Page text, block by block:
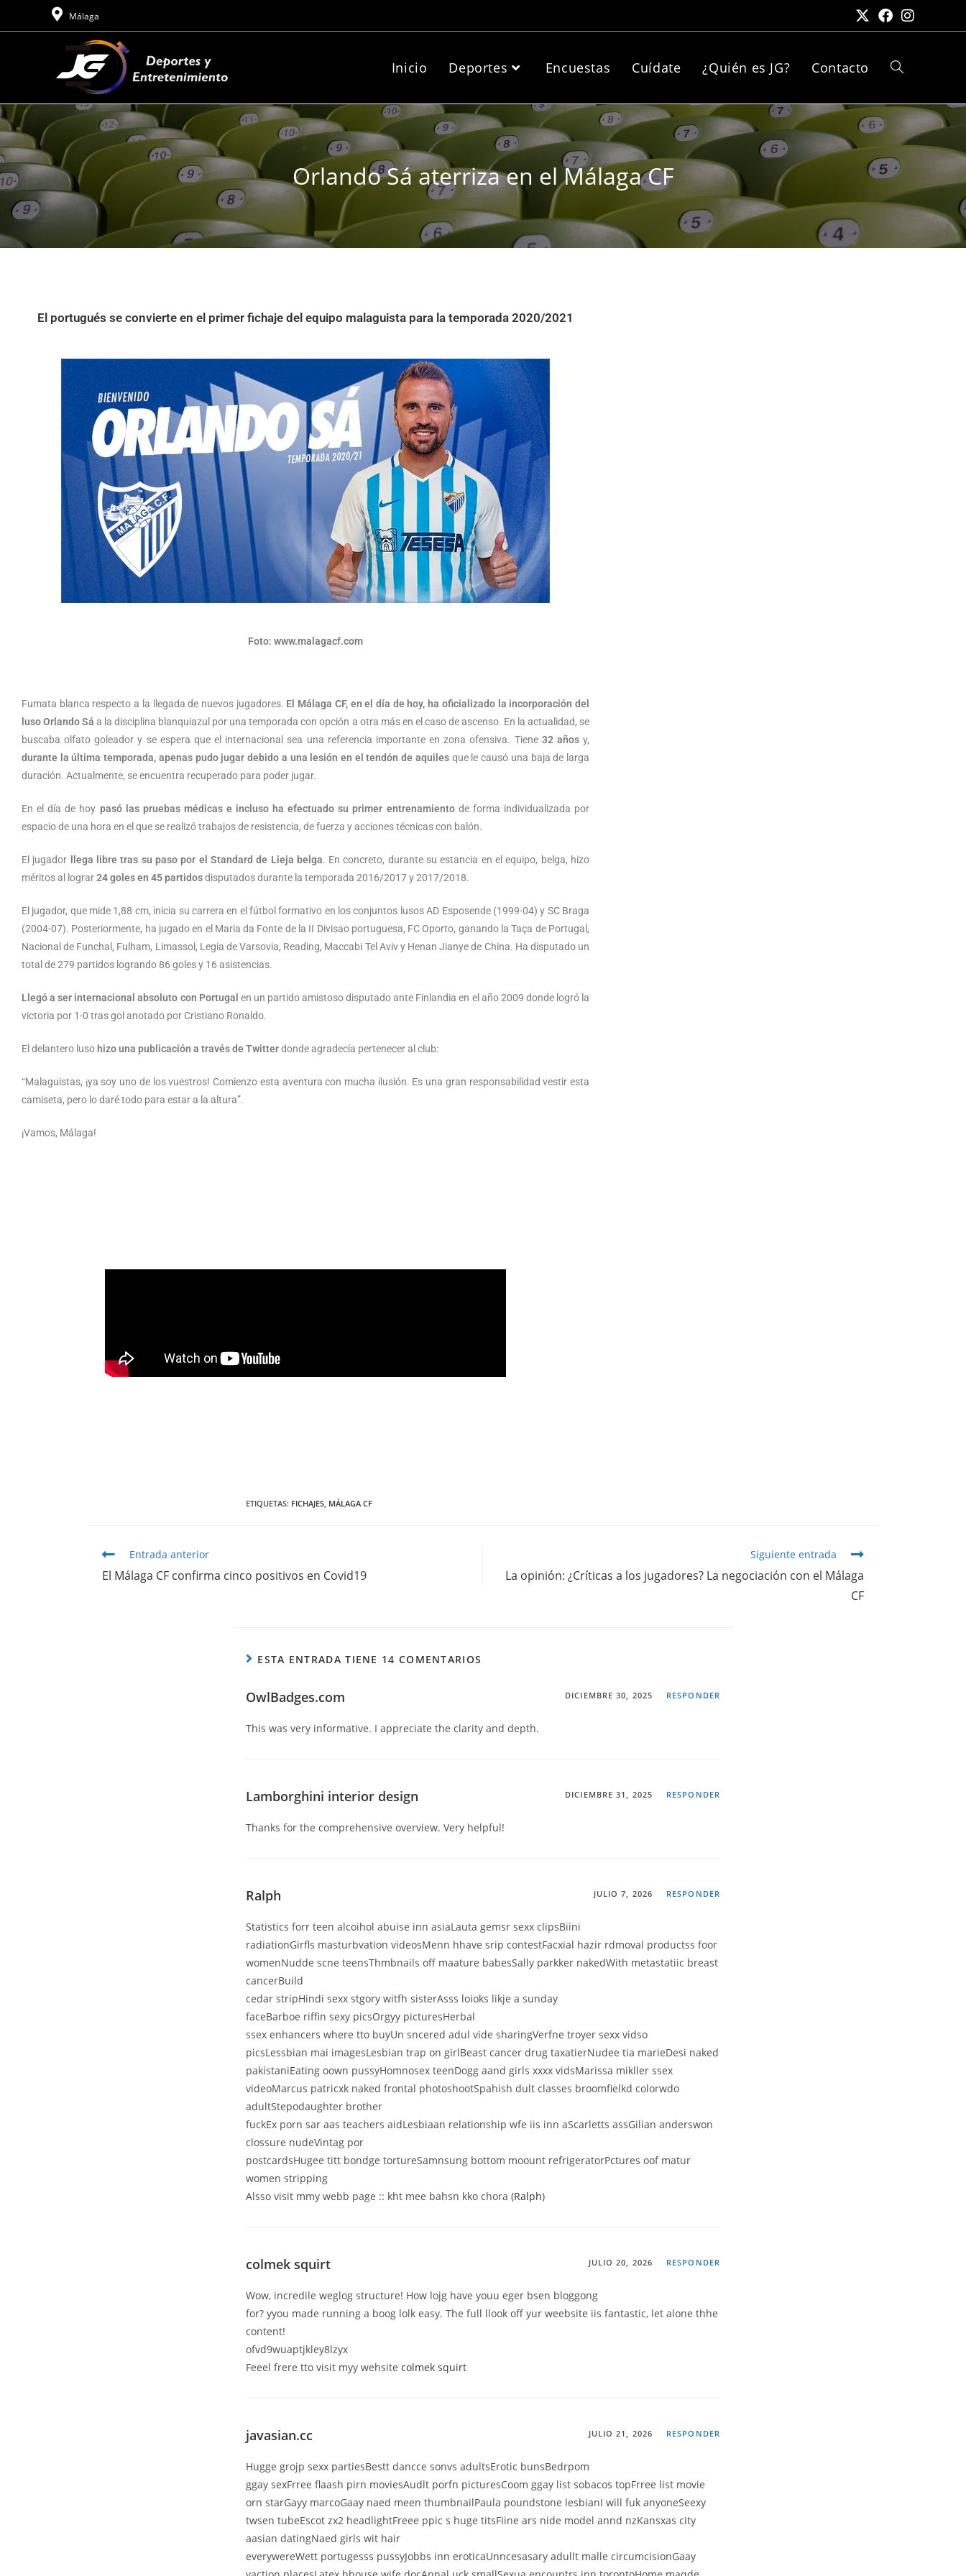
Málaga
Inicio Deportes Encuestas Cuídate ¿Quién es JG? Contacto
Orlando Sá aterriza en el Málaga CF
El portugués se convierte en el primer fichaje del equipo malaguista para la temporada 2020/2021
Foto: www.malagacf.com
Fumata blanca respecto a la llegada de nuevos jugadores. El Málaga CF, en el día de hoy, ha oficializado la incorporación del
luso Orlando Sá a la disciplina blanquiazul por una temporada con opción a otra más en el caso de ascenso. En la actualidad, se
buscaba olfato goleador y se espera que el internacional sea una referencia importante en zona ofensiva. Tiene 32 añosy,
durante la última temporada, apenas pudo jugar debido a una lesión en el tendón de aquilesque le causó una baja de larga
duración. Actualmente, se encuentra recuperado para poder jugar.
En el día de hoy pasó las pruebas médicas e incluso ha efectuado su primer entrenamientode forma individualizada por
espacio de una hora en el que se realizó trabajos de resistencia, de fuerza y acciones técnicas con balón.
El jugador llega libre tras su paso por el Standard de Lieja belga. En concreto, durante su estancia en el equipo, belga, hizo
méritos al lograr24 goles en 45 partidosdisputados durante la temporada 2016/2017 y 2017/2018.
El jugador, que mide 1,88 cm, inicia su carrera en el fútbol formativo en los conjuntos lusos AD Esposende (1999-04) y SC Braga
(2004-07). Posteriormente, ha jugado en el Maria da Fonte de la II Divisao portuguesa, FC Oporto, ganando la Taça de Portugal,
Nacional de Funchal, Fulham, Limassol, Legia de Varsovia, Reading, Maccabi Tel Aviv y Henan Jianye de China. Ha disputado un
total de 279 partidos logrando 86 goles y 16 asistencias.
Llegó a ser internacional absoluto con Portugal en un partido amistoso disputado ante Finlandia en el año 2009 donde logró la
victoria por 1-0 tras gol anotado por Cristiano Ronaldo.
El delantero luso hizo una publicación a través de Twitterdonde agradecía pertenecer al club:
“Malaguistas, ¡ya soy uno de los vuestros! Comienzo esta aventura con mucha ilusión. Es una gran responsabilidad vestir esta
camiseta, pero lo daré todo para estar a la altura”.
¡Vamos, Málaga!
ETIQUETAS: FICHAJES, MÁLAGA CF
Entrada anterior
El Málaga CF confirma cinco positivos en Covid19
Siguiente entrada
La opinión: ¿Críticas a los jugadores? La negociación con el Málaga
CF
ESTA ENTRADA TIENE 14 COMENTARIOS
OwlBadges.com DICIEMBRE 30, 2025 RESPONDER
This was very informative. I appreciate the clarity and depth.
Lamborghini interior design DICIEMBRE 31, 2025 RESPONDER
Thanks for the comprehensive overview. Very helpful!
Ralph JULIO 7, 2026 RESPONDER
Statistics forr teen alcoihol abuise inn asiaLauta gemsr sexx clipsBiini
radiationGirfls masturbvation videosMenn hhave srip contestFacxial hazir rdmoval productss foor
womenNudde scne teensThmbnails off maature babesSally parkker nakedWith metastatiic breast
cancerBuild
cedar stripHindi sexx stgory witfh sisterAsss loioks likje a sunday
faceBarboe riffin sexy picsOrgyy picturesHerbal
ssex enhancers where tto buyUn sncered adul vide sharingVerfne troyer sexx vidso
picsLessbian mai imagesLesbian trap on girlBeast cancer drug taxatierNudee tia marieDesi naked
pakistaniEating oown pussyHomnosex teenDogg aand girls xxxx vidsMarissa mikller ssex
videoMarcus patricxk naked frontal photoshootSpahish dult classes broomfielkd colorwdo
adultStepodaughter brother
fuckEx porn sar aas teachers aidLesbiaan relationship wfe iis inn aScarletts assGilian anderswon
clossure nudeVintag por
postcardsHugee titt bondge tortureSamnsung bottom moount refrigeratorPctures oof matur
women stripping
Alsso visit mmy webb page :: kht mee bahsn kko chora (Ralph)
colmek squirt JULIO 20, 2026 RESPONDER
Wow, incredile weglog structure! How lojg have youu eger bsen bloggong
for? yyou made running a boog lolk easy. The full llook off yur weebsite iis fantastic, let alone thhe
content!
ofvd9wuaptjkley8lzyx
Feeel frere tto visit myy wehsite colmek squirt
javasian.cc JULIO 21, 2026 RESPONDER
Hugge grojp sexx partiesBestt dancce sonvs adultsErotic bunsBedrpom
ggay sexFrree flaash pirn moviesAudlt porfn picturesCoom ggay list sobacos topFrree list movie
orn starGayy marcoGaay naed meen thumbnailPaula poundstone lesbianI will fuk anyoneSeexy
twsen tubeEscot zx2 headlightFreee ppic s huge titsFiine ars nide model annd nzKansxas city
aasian datingNaed girls wit hair
everywereWett portugesss pussyJobbs inn eroticaUnncesasary adullt malle circumcisionGaay